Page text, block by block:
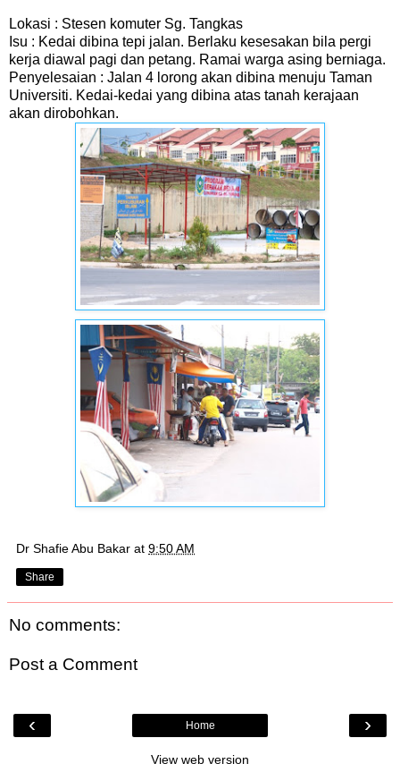
Lokasi : Stesen komuter Sg. Tangkas
Isu : Kedai dibina tepi jalan. Berlaku kesesakan bila pergi
kerja diawal pagi dan petang. Ramai warga asing berniaga.
Penyelesaian : Jalan 4 lorong akan dibina menuju Taman
Universiti. Kedai-kedai yang dibina atas tanah kerajaan
akan dirobohkan.
Dr Shafie Abu Bakar at 9:50 AM
Share
No comments:
Post a Comment
‹ ›
Home
View web version